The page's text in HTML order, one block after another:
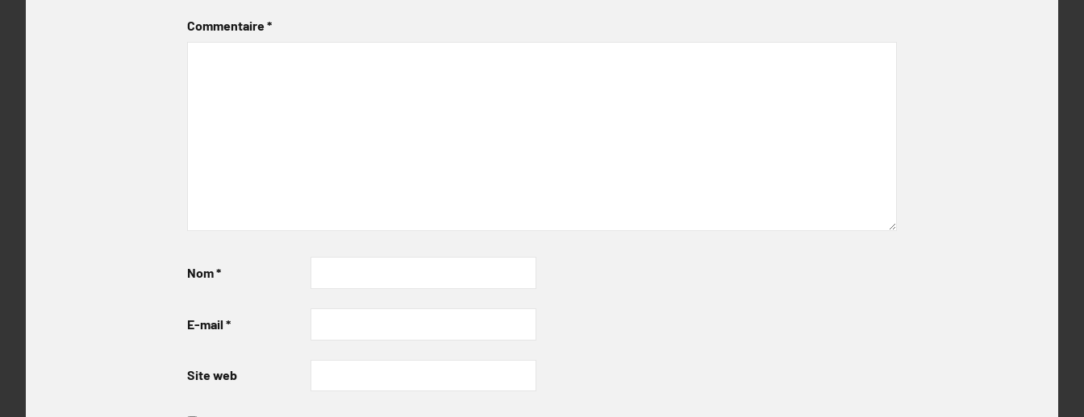
Commentaire*
Nom*
E-mail *
Site web